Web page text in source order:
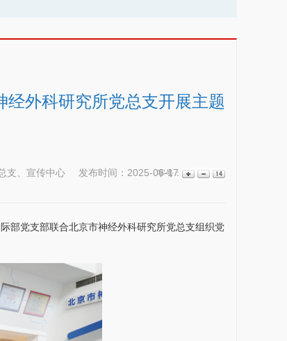
外科研究所党总支开展主题
支、宣传中心 发布时间：2025-06-17
浏览次
字号：
部党支部联合北京市神经外科研究所党总支组织党